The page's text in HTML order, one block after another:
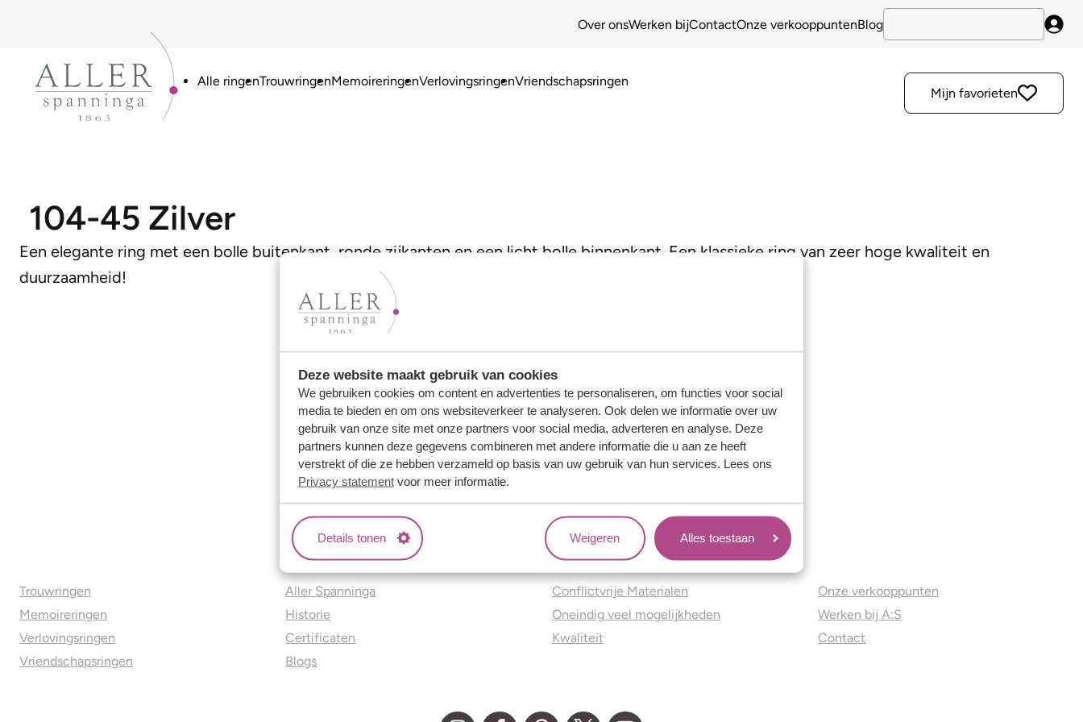
Deze website maakt gebruik van cookies
We gebruiken cookies om content en advertenties te personaliseren, om functies voor social
media te bieden en om ons websiteverkeer te analyseren. Ook delen we informatie over uw
gebruik van onze site met onze partners voor social media, adverteren en analyse. Deze
partners kunnen deze gegevens combineren met andere informatie die u aan ze heeft
verstrekt of die ze hebben verzameld op basis van uw gebruik van hun services. Lees ons
Privacy statementvoor meer informatie.
Details tonen Weigeren Alles toestaan
Over onsWerken bijContactOnze verkooppuntenBlog
Alle ringenTrouwringenMemoireringenVerlovingsringenVriendschapsringen
Mijn favorieten
104-45 Zilver
Een elegante ring met een bolle buitenkant, ronde zijkanten en een licht bolle binnenkant. Een klassieke ring van zeer hoge kwaliteit en
duurzaamheid!
Trouwringen
Memoireringen
Verlovingsringen
Vriendschapsringen
Over ons
Aller Spanninga
Historie
Certificaten
Blogs
Jouw voordelen
Conflictvrije Materialen
Oneindig veel mogelijkheden
Kwaliteit
Onze verkooppunten
Werken bij A:S
Contact